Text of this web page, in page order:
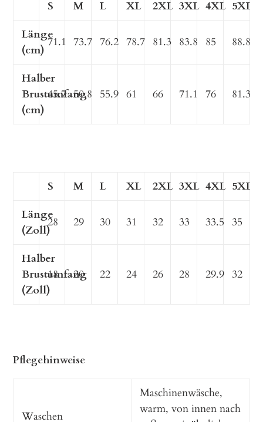
S M L XL 2XL 3XL 4XL 5XL
Länge
(cm)
71.1 73.7 76.2 78.7 81.3 83.8 85 88.8
Halber
Brustumfang
(cm)
45.7 50.8 55.9 61 66 71.1 76 81.3
S M L XL 2XL 3XL 4XL 5XL
Länge
(Zoll)
28 29 30 31 32 33 33.5 35
Halber
Brustumfang
(Zoll)
18 20 22 24 26 28 29.9 32
Pflegehinweise
Waschen
Maschinenwäsche,
warm, von innen nach